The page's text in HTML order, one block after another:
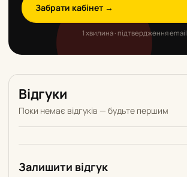
Забрати кабінет →
1 хвилина · підтвердження email
Відгуки
Поки немає відгуків — будьте першим
Залишити відгук